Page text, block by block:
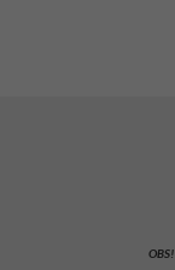
OBS!